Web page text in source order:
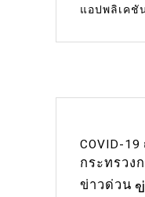
แอปพลิเคชั
COVID-19
กระทรวง
ข่าวด่วน